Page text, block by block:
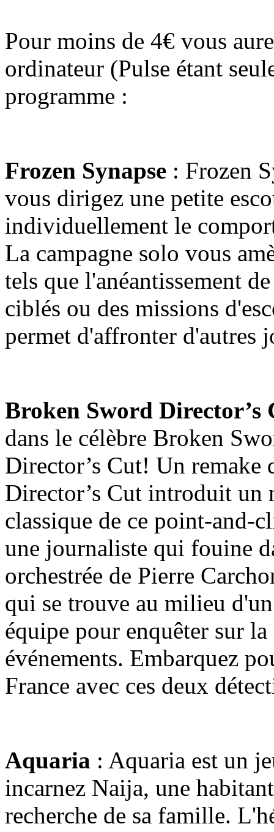
Pour moins de 4€ vous
ordinateur (Pulse étant
programme :
Frozen Synapse : Frozen
vous dirigez une petite
individuellement le
La campagne solo vous
tels que l'anéantissement
ciblés ou des missions
permet d'affronter d'autres
Broken Sword Director’s
dans le célèbre Broken
Director’s Cut! Un
Director’s Cut introduit un
classique de ce point-and-
une journaliste qui fouine
orchestrée de Pierre
qui se trouve au milieu
équipe pour enquêter sur
événements. Embarquez
France avec ces deux
Aquaria : Aquaria est un
incarnez Naija, une
recherche de sa famille.